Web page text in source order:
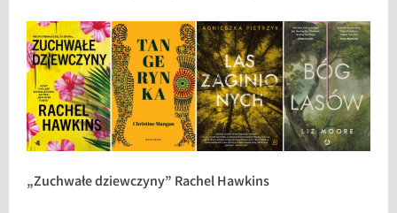
„Zuchwałe dziewczyny” Rachel Hawkins